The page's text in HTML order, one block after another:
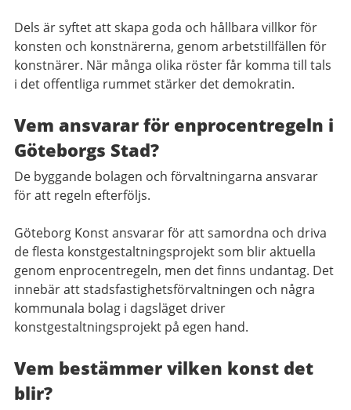
Dels är syftet att skapa goda och hållbara villkor för
konsten och konstnärerna, genom arbetstillfällen för
konstnärer. När många olika röster får komma till tals
i det offentliga rummet stärker det demokratin.
Vem ansvarar för enprocentregeln i
Göteborgs Stad?
De byggande bolagen och förvaltningarna ansvarar
för att regeln efterföljs.
Göteborg Konst ansvarar för att samordna och driva
de flesta konstgestaltningsprojekt som blir aktuella
genom enprocentregeln, men det finns undantag. Det
innebär att stadsfastighetsförvaltningen och några
kommunala bolag i dagsläget driver
konstgestaltningsprojekt på egen hand.
Vem bestämmer vilken konst det
blir?